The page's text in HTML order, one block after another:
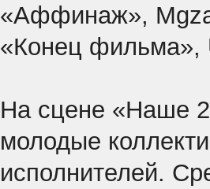
«Аффинаж»,
«Конец фильма»,
На сцене «Наше
молодые
исполнителей.